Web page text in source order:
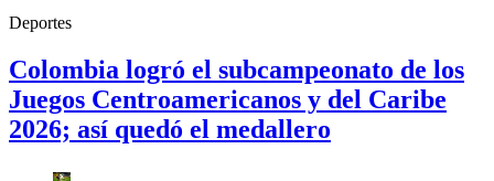
Deportes
Colombia logró el subcampeonato de los
Juegos Centroamericanos y del Caribe
2026; así quedó el medallero